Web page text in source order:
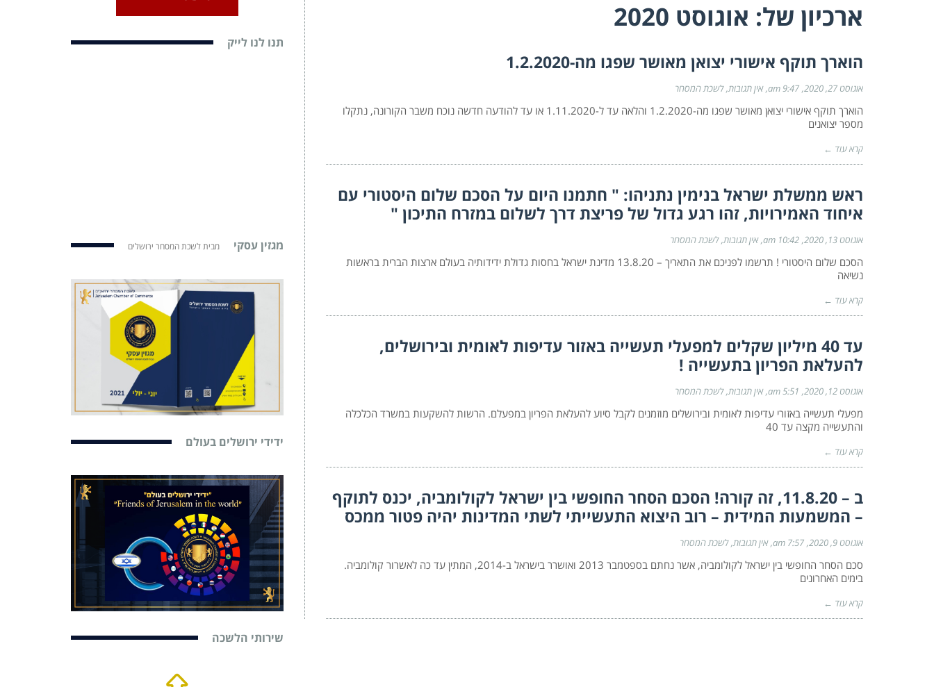
ארכיון של: אוגוסט 2020
הוארך תוקף אישורי יצואן מאושר שפגו מה-1.2.2020
אוגוסט 27, 2020 9:47 am אין תגובות לשכת המסחר
הוארך תוקף אישורי יצואן מאושר שפגו מה-1.2.2020 והלאה עד ל-1.11.2020 או עד להודעה חדשה נוכח משבר הקורונה, נתקלו
מספר יצואנים
קרא עוד ←
ראש ממשלת ישראל בנימין נתניהו: " חתמנו היום על הסכם שלום היסטורי עם
איחוד האמירויות, זהו רגע גדול של פריצת דרך לשלום במזרח התיכון "
אוגוסט 13, 2020 10:42 am אין תגובות לשכת המסחר
הסכם שלום היסטורי ! תרשמו לפניכם את התאריך – 13.8.20 מדינת ישראל בחסות גדולת ידידותיה בעולם ארצות הברית בראשות
נשיאה
קרא עוד ←
עד 40 מיליון שקלים למפעלי תעשייה באזור עדיפות לאומית ובירושלים,
להעלאת הפריון בתעשייה !
אוגוסט 12, 2020 5:51 am אין תגובות לשכת המסחר
מפעלי תעשייה באזורי עדיפות לאומית ובירושלים מוזמנים לקבל סיוע להעלאת הפריון במפעלם. הרשות להשקעות במשרד הכלכלה
והתעשייה מקצה עד 40
קרא עוד ←
ב – 11.8.20, זה קורה! הסכם הסחר החופשי בין ישראל לקולומביה, יכנס לתוקף
– המשמעות המידית – רוב היצוא התעשייתי לשתי המדינות יהיה פטור ממכס
אוגוסט 9, 2020 7:57 am אין תגובות לשכת המסחר
סכם הסחר החופשי בין ישראל לקולומביה, אשר נחתם בספטמבר 2013 ואושרר בישראל ב-2014, המתין עד כה לאשרור קולומביה.
בימים האחרונים
קרא עוד ←
תנו לנו לייק
מגזין עסקי מבית לשכת המסחר ירושלים
ידידי ירושלים בעולם
שירותי הלשכה